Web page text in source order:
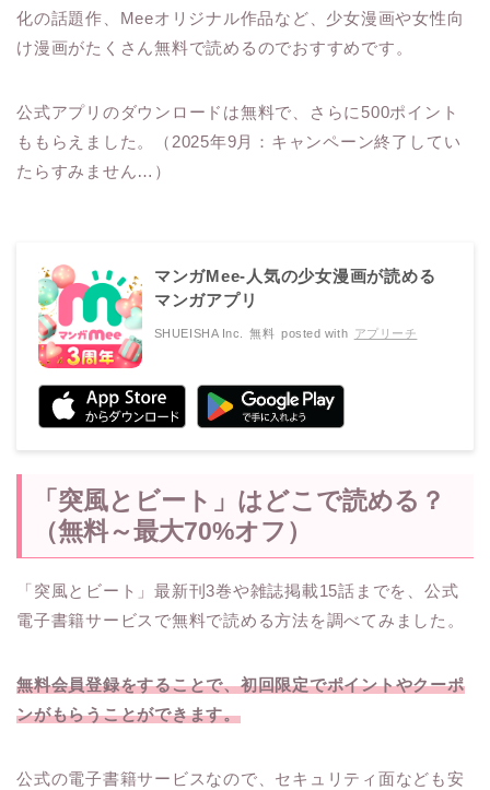
化の話題作、Meeオリジナル作品など、少女漫画や女性向
け漫画がたくさん無料で読めるのでおすすめです。
公式アプリのダウンロードは無料で、さらに500ポイント
ももらえました。（2025年9月：キャンペーン終了してい
たらすみません…）
マンガMee-人気の少女漫画が読める
マンガアプリ
SHUEISHA Inc. 無料 posted with アプリーチ
「突風とビート」はどこで読める？
（無料～最大70%オフ）
「突風とビート」最新刊3巻や雑誌掲載15話までを、公式
電子書籍サービスで無料で読める方法を調べてみました。
無料会員登録をすることで、初回限定でポイントやクーポ
ンがもらうことができます。
公式の電子書籍サービスなので、セキュリティ面なども安